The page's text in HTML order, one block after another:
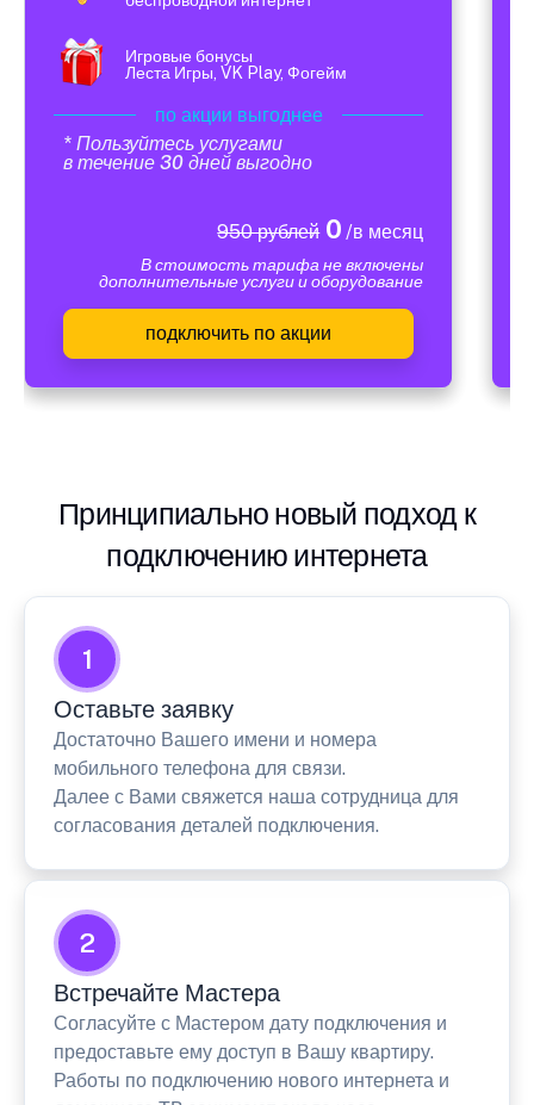
Игровые бонусы
Леста Игры, VK Play, Фогейм
по акции выгоднее
* Пользуйтесь услугами
в течение 30 дней выгодно
950 рублей0 /в месяц
В стоимость тарифа не включены
дополнительные услуги и оборудование
подключить по акции
Принципиально новый подход к
подключению интернета
1
Оставьте заявку
Достаточно Вашего имени и номера
мобильного телефона для связи.
Далее с Вами свяжется наша сотрудница для
согласования деталей подключения.
2
Встречайте Мастера
Согласуйте с Мастером дату подключения и
предоставьте ему доступ в Вашу квартиру.
Работы по подключению нового интернета и